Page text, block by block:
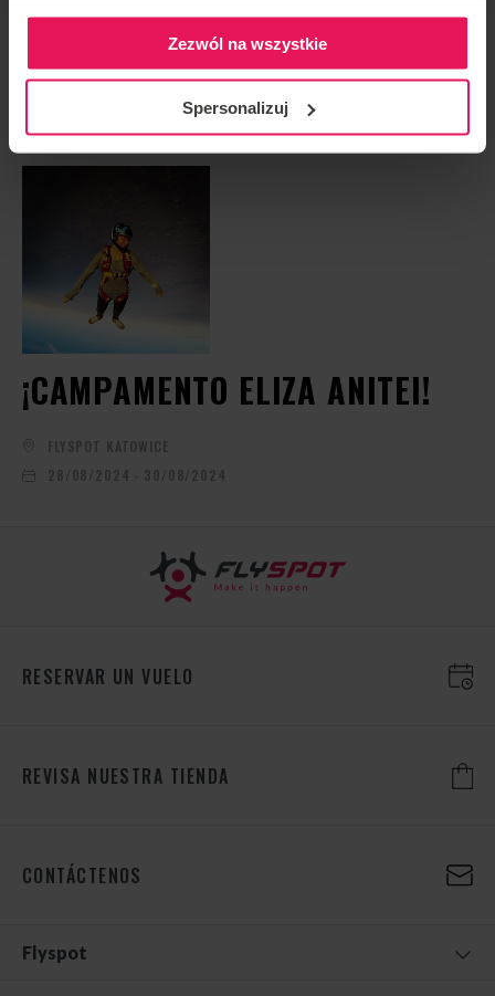
Zezwól na wszystkie
Spersonalizuj
EL PRÓXIMO EVENTO
¡CAMPAMENTO ELIZA ANITEI!
FLYSPOT KATOWICE
28/08/2024 - 30/08/2024
RESERVAR UN VUELO
REVISA NUESTRA TIENDA
CONTÁCTENOS
Flyspot